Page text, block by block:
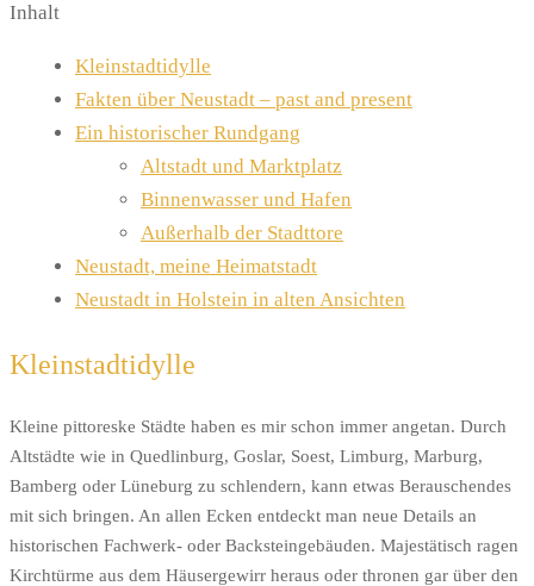
Inhalt
Kleinstadtidylle
Fakten über Neustadt – past and present
Ein historischer Rundgang
Altstadt und Marktplatz
Binnenwasser und Hafen
Außerhalb der Stadttore
Neustadt, meine Heimatstadt
Neustadt in Holstein in alten Ansichten
Kleinstadtidylle
Kleine pittoreske Städte haben es mir schon immer angetan. Durch
Altstädte wie in Quedlinburg, Goslar, Soest, Limburg, Marburg,
Bamberg oder Lüneburg zu schlendern, kann etwas Berauschendes
mit sich bringen. An allen Ecken entdeckt man neue Details an
historischen Fachwerk- oder Backsteingebäuden. Majestätisch ragen
Kirchtürme aus dem Häusergewirr heraus oder thronen gar über den